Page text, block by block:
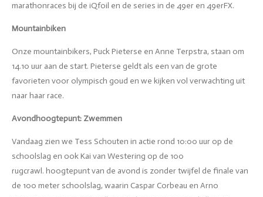
marathonraces bij de iQfoil en de series in de 49er en 49erFX.
Mountainbiken
Onze mountainbikers, Puck Pieterse en Anne Terpstra, staan om
14.10 uur aan de start. Pieterse geldt als een van de grote
favorieten voor olympisch goud en we kijken vol verwachting uit
naar haar race.
Avondhoogtepunt: Zwemmen
Vandaag zien we Tess Schouten in actie rond 10:00 uur op de
schoolslag en ookKai van Westering op de 100
rugcrawl. hoogtepunt van de avond is zonder twijfel de finale van
de 100 meter schoolslag, waarin Caspar Corbeau en Arno